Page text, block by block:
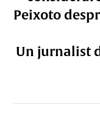
Peixoto
Un jurnalist